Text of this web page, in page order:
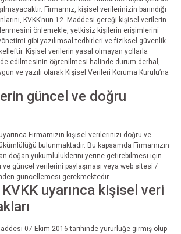
Firmamız, kişisel verilerinizin barındığı
KVKK’nun 12. Maddesi gereği kişisel verilerin
önlemekle, yetkisiz kişilerin erişimlerini
gibi yazılımsal tedbirleri ve fiziksel güvenlik
Kişisel verilerin yasal olmayan yollarla
edilmesinin öğrenilmesi halinde durum derhal,
ve yazılı olarak Kişisel Verileri Koruma Kurulu’na
güncel ve doğru
Firmamızın kişisel verilerinizi doğru ve
bulunmaktadır. Bu kapsamda Firmamızın
doğan yükümlülüklerini yerine getirebilmesi için
güncel verilerini paylaşması veya web sitesi /
güncellemesi gerekmektedir.
KVKK uyarınca kişisel veri
07 Ekim 2016 tarihinde yürürlüğe girmiş olup